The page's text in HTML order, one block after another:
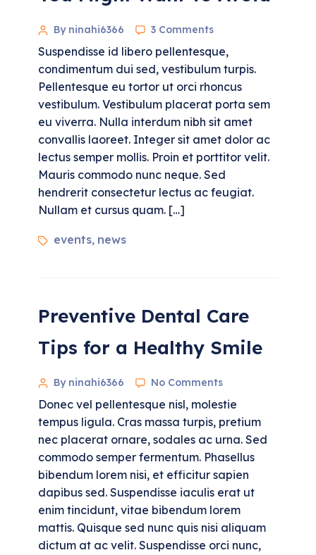
By ninahi6366 3 Comments
Suspendisse id libero pellentesque,
condimentum dui sed, vestibulum turpis.
Pellentesque eu tortor ut orci rhoncus
vestibulum. Vestibulum placerat porta sem
eu viverra. Nulla interdum nibh sit amet
convallis laoreet. Integer sit amet dolor ac
lectus semper mollis. Proin et porttitor velit.
Mauris commodo nunc neque. Sed
hendrerit consectetur lectus ac feugiat.
Nullam et cursus quam. […]
events, news
Preventive Dental Care
Tips for a Healthy Smile
By ninahi6366 No Comments
Donec vel pellentesque nisl, molestie
tempus ligula. Cras massa turpis, pretium
nec placerat ornare, sodales ac urna. Sed
commodo semper fermentum. Phasellus
bibendum lorem nisi, et efficitur sapien
dapibus sed. Suspendisse iaculis erat ut
enim tincidunt, vitae bibendum lorem
mattis. Quisque sed nunc quis nisi aliquam
dictum at ac velit. Suspendisse orci nunc,